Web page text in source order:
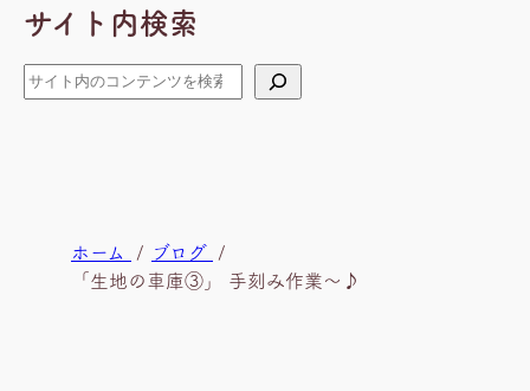
イ
ブ
サイト内検索
検
索
ホーム
ブログ
「生地の車庫③」 手刻み作業～♪